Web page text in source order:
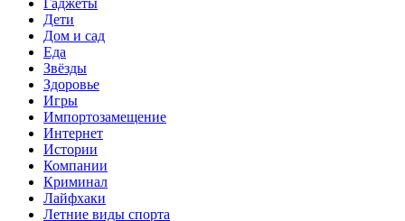
Дети
Дом и сад
Еда
Звёзды
Здоровье
Игры
Импортозамещение
Интернет
Истории
Компании
Криминал
Лайфхаки
Летние виды спорта